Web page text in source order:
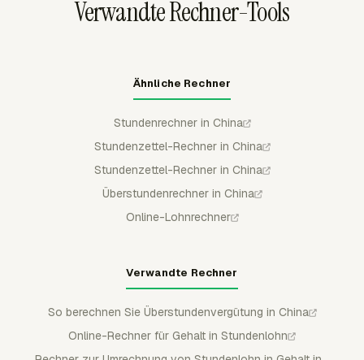
Verwandte Rechner-Tools
Ähnliche Rechner
Stundenrechner in China
Stundenzettel-Rechner in China
Stundenzettel-Rechner in China
Überstundenrechner in China
Online-Lohnrechner
Verwandte Rechner
So berechnen Sie Überstundenvergütung in China
Online-Rechner für Gehalt in Stundenlohn